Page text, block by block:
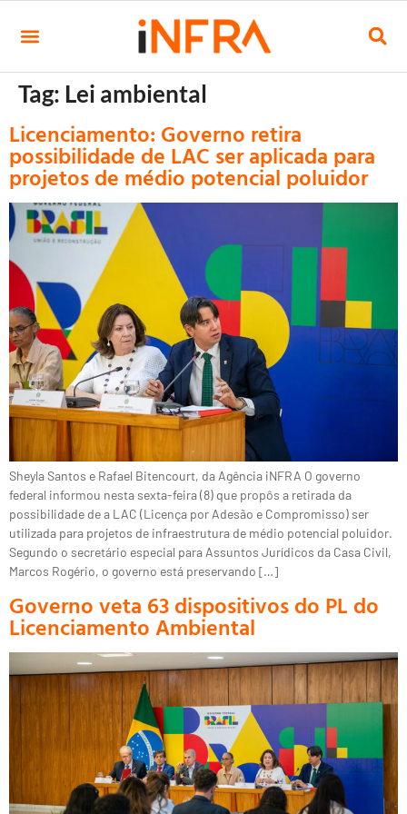
Tag: Lei ambiental
Licenciamento: Governo retira
possibilidade de LAC ser aplicada para
projetos de médio potencial poluidor
Sheyla Santos e Rafael Bitencourt, da Agência iNFRA O governo
federal informou nesta sexta-feira (8) que propôs a retirada da
possibilidade de a LAC (Licença por Adesão e Compromisso) ser
utilizada para projetos de infraestrutura de médio potencial poluidor.
Segundo o secretário especial para Assuntos Jurídicos da Casa Civil,
Marcos Rogério, o governo está preservando […]
Governo veta 63 dispositivos do PL do
Licenciamento Ambiental